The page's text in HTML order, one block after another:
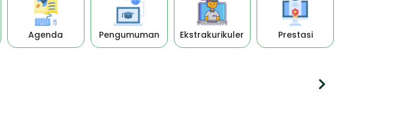
Agenda Pengumuman Ekstrakurikuler Prestasi